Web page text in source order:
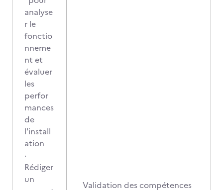
analyse
r le
fonctio
nneme
nt et
évaluer
les
perfor
mances
de
l'install
ation
·
Rédiger
un
Validation des compétences